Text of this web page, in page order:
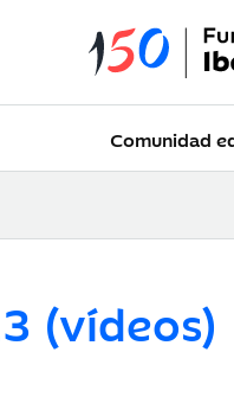
Comunidad
(vídeos)